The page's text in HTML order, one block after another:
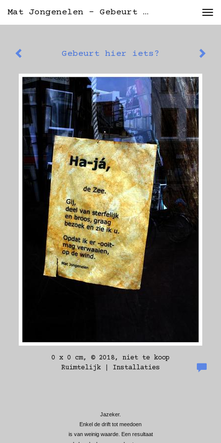
Mat Jongenelen - Gebeurt Hier Iets?
Gebeurt hier iets?
0 x 0 cm, © 2018, niet te koop
Ruimtelijk | Installaties
Jazeker.
Enkel de drift tot meedoen
is van weinig waarde. Een resultaat